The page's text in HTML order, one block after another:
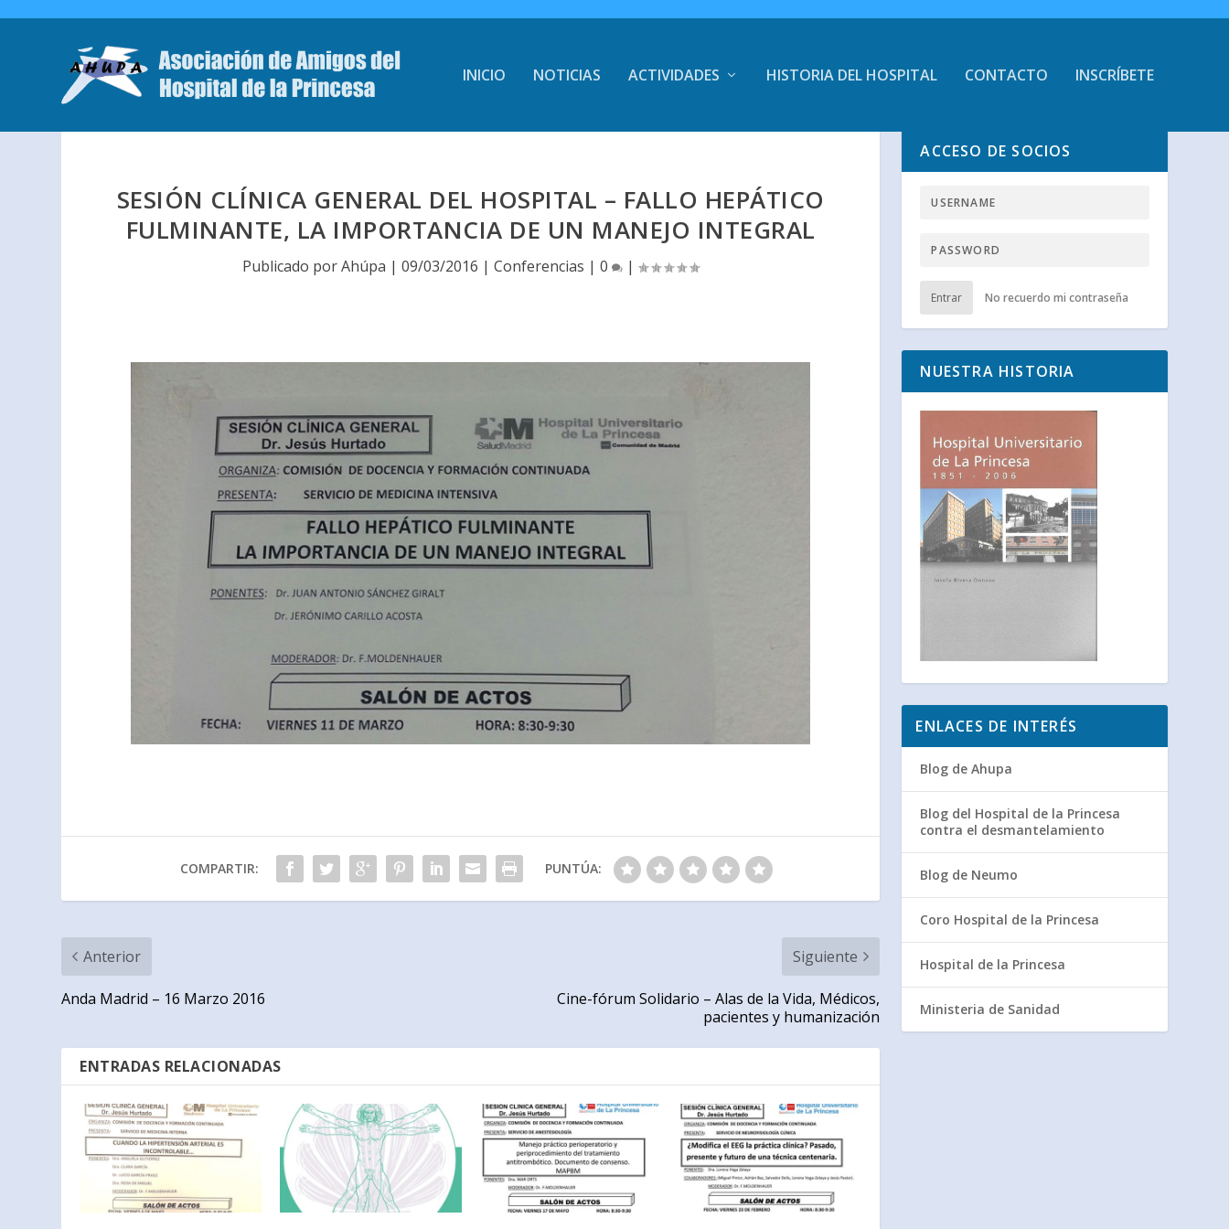
INICIO NOTICIAS ACTIVIDADES HISTORIA DEL HOSPITAL CONTACTO INSCRÍBETE
SESIÓN CLÍNICA GENERAL DEL HOSPITAL – FALLO HEPÁTICO
FULMINANTE, LA IMPORTANCIA DE UN MANEJO INTEGRAL
Publicado porAhúpa |09/03/2016 |Conferencias |0 |
COMPARTIR: PUNTÚA:
Anterior
Anda Madrid – 16 Marzo 2016
Siguiente
Cine-fórum Solidario – Alas de la Vida, Médicos,
pacientes y humanización
ENTRADAS RELACIONADAS
ACCESO DE SOCIOS
Entrar No recuerdo mi contraseña
NUESTRA HISTORIA
ENLACES DE INTERÉS
Blog de Ahupa
Blog del Hospital de la Princesa
contra el desmantelamiento
Blog de Neumo
Coro Hospital de la Princesa
Hospital de la Princesa
Ministeria de Sanidad